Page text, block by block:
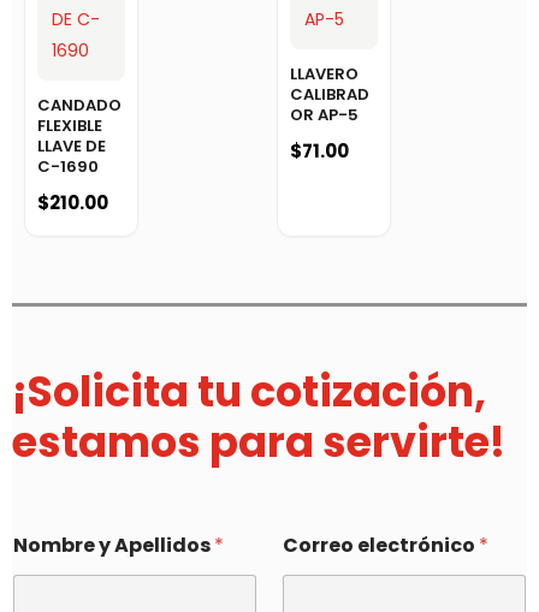
CANDADO
FLEXIBLE
LLAVE DE
C-1690
$210.00
LLAVERO
CALIBRAD
OR AP-5
$71.00
¡Solicita tu cotización,
estamos para servirte!
Nombre y Apellidos* Correo electrónico *